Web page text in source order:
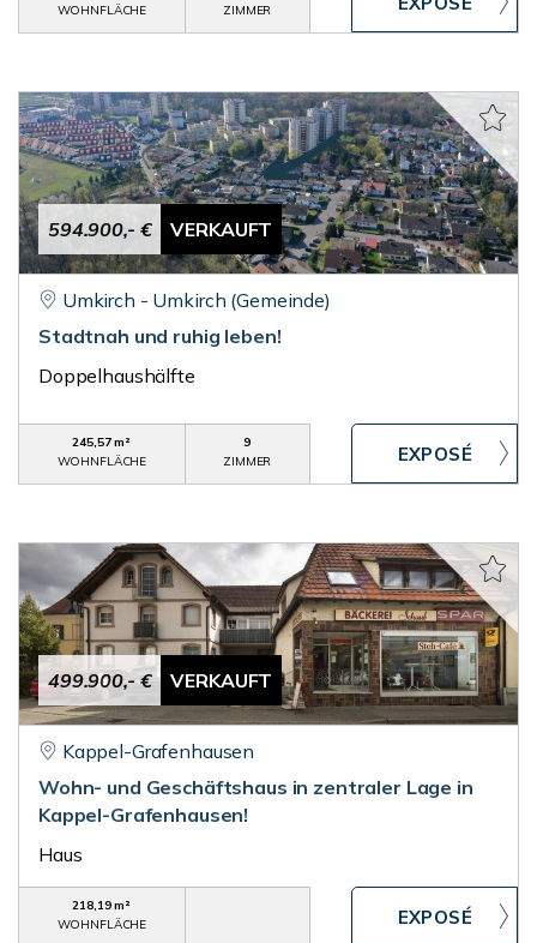
WOHNFLÄCHE
ZIMMER
594.900,- € VERKAUFT
Umkirch - Umkirch (Gemeinde)
Stadtnah und ruhig leben!
Doppelhaushälfte
245,57 m²
WOHNFLÄCHE
9
ZIMMER
499.900,- € VERKAUFT
Kappel-Grafenhausen
Wohn- und Geschäftshaus in zentraler Lage in
Kappel-Grafenhausen!
Haus
218,19 m²
WOHNFLÄCHE